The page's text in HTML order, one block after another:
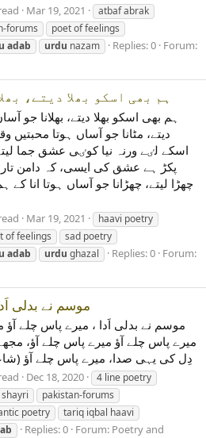
Mar 19, 2021
atbaf abrak
forums
poet of feelings
adab urdu nazam Replies: 0 Forum:
ہم بھی اسکو بھلا دیتے،
ہم بھی اسکو بھلا دیتے، بھلانا جو
دیتے، مٹانا جو آساں ہوتا
اسکے لٸے ورنہ نیا کوٸی عشق جما
پکڑ ہے عشق کی ایسی، کہ دامن
چھڑا لیتے، چھڑانا جو آساں ہوتا انا کے
Mar 19, 2021
haavi poetry
of feelings
sad poetry
adab urdu ghazal Replies: 0 Forum:
موسم نے بدلی
موسم نے بدلی اَدا ، میرے پاس چلے آﺅ
میرے پاس چلے آﺅ میرے پاس چلے آﺅ،
دِل کی یہی صدا، میرے پاس چلے آﺅ
Dec 18, 2020
4 line poetry
pakistan-forums
poetry
tariq iqbal haavi
Replies: 0 Forum: Poetry and